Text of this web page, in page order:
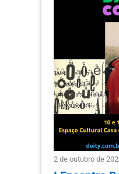
2 de outubro de